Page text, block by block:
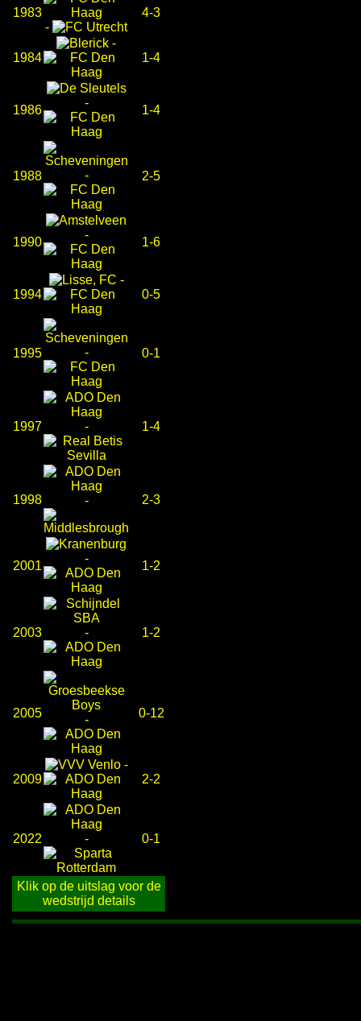
1983
-
4-3
1984
-
1-4
1986
-
1-4
1988 - 2-5
1990
-
1-6
1994
-
0-5
1995 - 0-1
1997 - 1-4
1998 - 2-3
2001
-
1-2
2003 - 1-2
2005 - 0-12
2009
-
2-2
2022 - 0-1
Klik op de uitslag voor de
wedstrijd details